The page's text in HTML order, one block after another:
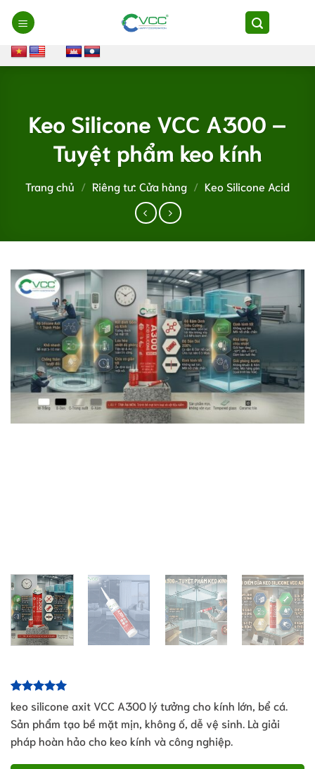
Chuyển
đến
nội
dung
Keo Silicone VCC A300 –
Tuyệt phẩm keo kính
Trang chủ / Riêng tư: Cửa hàng / Keo Silicone Acid
5.00 trên 5
dựa trên
1
đánh giá
keo silicone axit VCC A300 lý tưởng cho kính lớn, bể cá.
Sản phẩm tạo bề mặt mịn, không ố, dễ vệ sinh. Là giải
pháp hoàn hảo cho keo kính và công nghiệp.